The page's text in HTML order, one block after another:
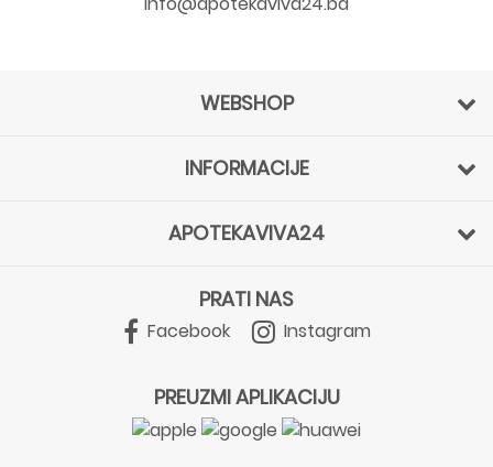
WEBSHOP
INFORMACIJE
APOTEKAVIVA24
PRATI NAS
Facebook Instagram
PREUZMI APLIKACIJU